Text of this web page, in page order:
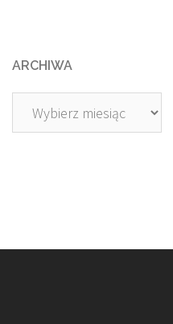
ARCHIWA
Archiwa